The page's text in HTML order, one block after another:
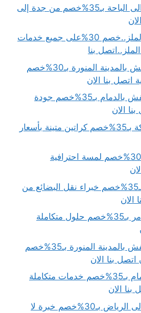
نقل عفش من جدة الى الباحة بـ35%خصم من جدة إلى
دينا نقل عفش حي الملز..خصم 30%على جميع خدمات
بنا
افضل شركة نقل عفش بالمدينة المنورة بـ30%خصم
اتصل بنا الان
ارخص شركة نقل عفش بالدمام بـ35%خصم جودة
الان
كراتين نقل عفش مكة بـ35%خصم كراتين متينة بأسعار
توصيل عفش جدة بـ30%خصم لمسة احترافية
نقل بضائع من جدة بـ35%خصم خبراء نقل البضائع من
الان
نقل عفش جدة السامر بـ35%خصم حلول متكاملة
ارخص شركة نقل عفش بالمدينة المنورة بـ35%خصم
اتصل بنا الان
شركة نقل اثاث بالدمام بـ35%خصم خدمات متكاملة
الان
نقل عفش من مكة الى الرياض بـ30%خصم خبرة لا